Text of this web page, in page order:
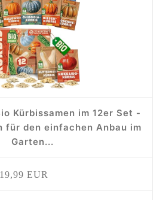
Kürbissamen im 12er Set -
für den einfachen Anbau im
Garten...
19,99 EUR